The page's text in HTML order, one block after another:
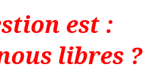
est :
libres ?